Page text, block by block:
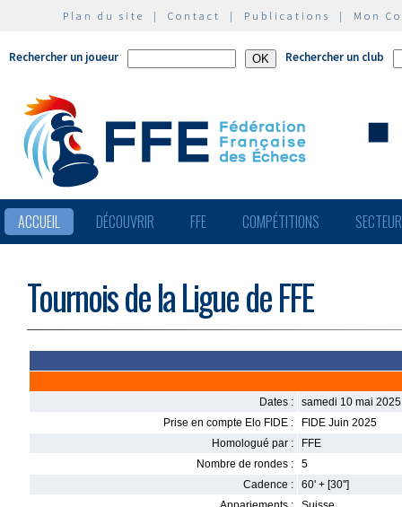
Plan du site | Contact | Publications | Mon
Rechercher un joueur Rechercher un club
ACCUEIL DÉCOUVRIR FFE COMPÉTITIONS
Tournois de la Ligue de FFE
Dates :
samedi 10 mai
Prise en compte Elo FIDE :
FIDE Juin 2025
Homologué par :
FFE
Nombre de rondes :
5
Cadence :
60' + [30'']